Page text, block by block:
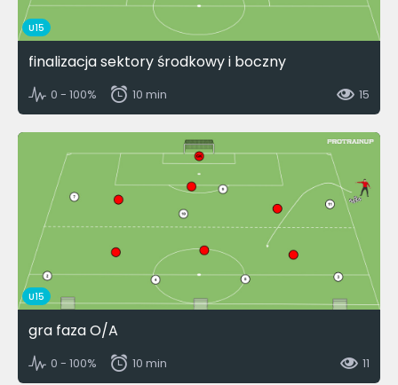
U15
finalizacja sektory środkowy i boczny
0 - 100% 10 min 15
U15
gra faza O/A
0 - 100% 10 min 11